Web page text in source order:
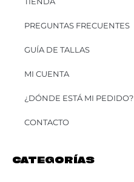
PREGUNTAS FRECUENTES
GUÍA DE TALLAS
MI CUENTA
¿DÓNDE ESTÁ MI PEDIDO?
CONTACTO
CATEGORÍAS